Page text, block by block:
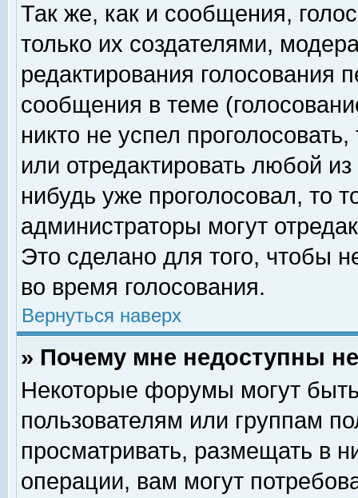
Так же, как и сообщения,
только их создателями,
редактирования голосования
сообщения в теме
никто не успел
или отредактировать любой
нибудь уже проголосовал, то
администраторы могут
Это сделано для того, чтобы
во время голосования.
Вернуться наверх
» Почему мне недоступны
Некоторые форумы могут
пользователям или группам
просматривать, размещать в
операции, вам могут